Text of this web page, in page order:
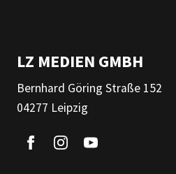
LZ MEDIEN GMBH
Bernhard Göring Straße 152
04277 Leipzig